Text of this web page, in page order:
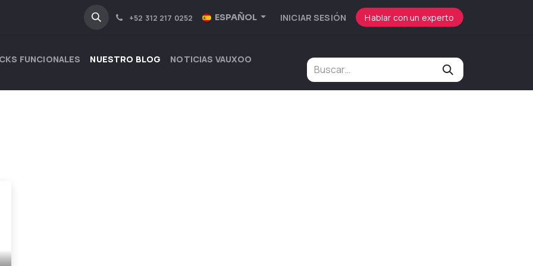
INDUSTRIAS +52 312 217 0252 ESPAÑOL INICIAR SESIÓN Hablar con un experto
FUNCIONALES NUESTRO BLOG
NOTICIAS VAUXOO